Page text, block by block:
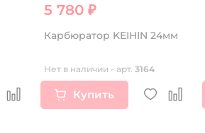
5 780 ₽
Карбюратор KEIHIN 24мм
Нет в наличии - арт. 3164
Купить